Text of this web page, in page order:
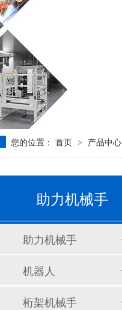
您的位置： 首页 > 产品中心
助力机械手
助力机械手
机器人
桁架机械手